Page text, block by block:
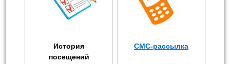
История
посещений
СМС-рассылка